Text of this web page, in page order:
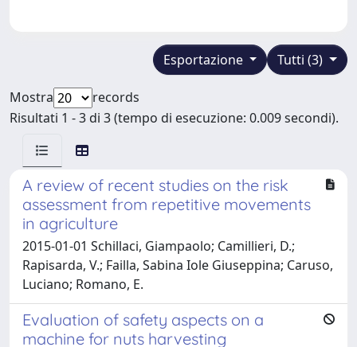
Tutti (3)
Esportazione
Mostra
records
Risultati 1 - 3 di 3 (tempo di esecuzione: 0.009 secondi).
A review of recent studies on the risk
assessment from repetitive movements
in agriculture
2015-01-01 Schillaci, Giampaolo; Camillieri, D.;
Rapisarda, V.; Failla, Sabina Iole Giuseppina; Caruso,
Luciano; Romano, E.
Evaluation of safety aspects on a
machine for nuts harvesting